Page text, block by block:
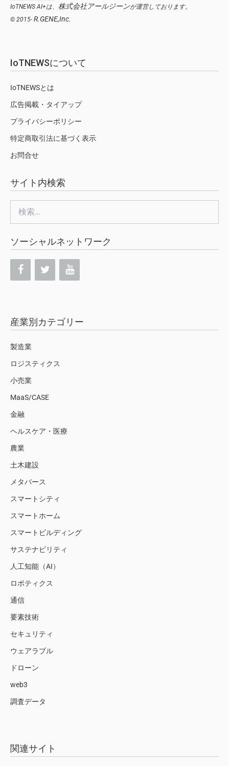
IoTNEWS AI+は、 株式会社アールジーンが運営しております。
© 2015- R.GENE,Inc.
IoTNEWSについて
IoTNEWSとは
広告掲載・タイアップ
プライバシーポリシー
特定商取引法に基づく表示
お問合せ
サイト内検索
索:
ソーシャルネットワーク
産業別カテゴリー
製造業
ロジスティクス
小売業
MaaS/CASE
金融
ヘルスケア・医療
農業
土木建設
メタバース
スマートシティ
スマートホーム
スマートビルディング
サステナビリティ
人工知能（AI）
ロボティクス
通信
要素技術
セキュリティ
ウェアラブル
ドローン
web3
調査データ
関連サイト